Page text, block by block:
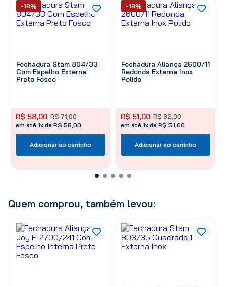
Fechadura Stam 804/33
Com Espelho Externa
Preto Fosco
R$ 71,00
R$ 58,00
em até 1x de R$ 58,00
-18%
Adicionar ao carrinho
Fechadura Aliança 2600/11
Redonda Externa Inox
Polido
R$ 62,00
R$ 51,00
em até 1x de R$ 51,00
-18%
Adicionar ao carrinho
Quem comprou, também levou: